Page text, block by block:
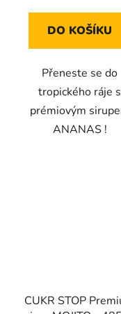
DO KOŠÍKU
Přeneste se do
tropického ráje s
prémiovým
ANANAS !
CUKR STOP